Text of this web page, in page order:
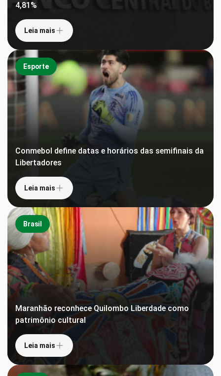
4,81%
Leia mais
Esporte
Conmebol define datas e horários das semifinais da
Libertadores
Leia mais
Brasil
Maranhão reconhece Quilombo Liberdade como
patrimônio cultural
Leia mais